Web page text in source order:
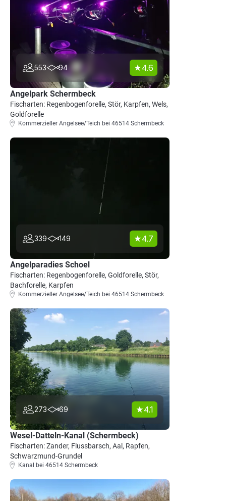
553 94 4.6
Angelpark Schermbeck
Fischarten: Regenbogenforelle, Stör, Karpfen, Wels,
Goldforelle
Kommerzieller Angelsee/Teich bei 46514 Schermbeck
339 149 4.7
Angelparadies Schoel
Fischarten: Regenbogenforelle, Goldforelle, Stör,
Bachforelle, Karpfen
Kommerzieller Angelsee/Teich bei 46514 Schermbeck
273 69 4.1
Wesel-Datteln-Kanal (Schermbeck)
Fischarten: Zander, Flussbarsch, Aal, Rapfen,
Schwarzmund-Grundel
Kanal bei 46514 Schermbeck